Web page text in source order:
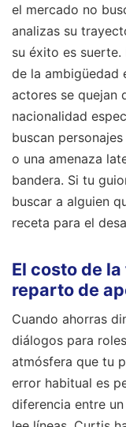
el mercado no
analizas su
su éxito es
de la ambigüedad
actores se quejan
nacionalidad
buscan
o una amenaza
bandera. Si tu
buscar a alguien
receta para el
El costo de
reparto de
Cuando ahorras
diálogos para
atmósfera que tu
error habitual es
diferencia entre